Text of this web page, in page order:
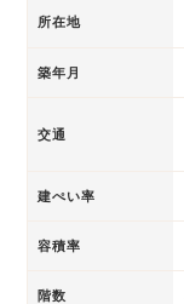
所在地
築年月
交通
建ぺい率
容積率
階数